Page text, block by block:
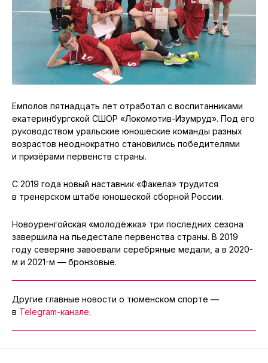
Емполов пятнадцать лет отработал с воспитанниками
екатеринбургской СШОР «Локомотив-Изумруд». Под его
руководством уральские юношеские команды разных
возрастов неоднократно становились победителями
и призёрами первенств страны.
С 2019 года новый наставник «Факела» трудится
в тренерском штабе юношеской сборной России.
Новоуренгойская «молодёжка» три последних сезона
завершила на пьедестале первенства страны. В 2019
году северяне завоевали серебряные медали, а в 2020-
м и 2021-м — бронзовые.
Другие главные новости о тюменском спорте —
в Telegram-канале.